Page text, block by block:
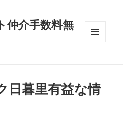
仲介手数料無
日暮里有益な情